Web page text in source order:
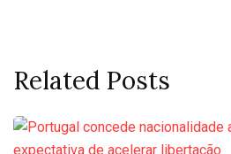
Related Posts